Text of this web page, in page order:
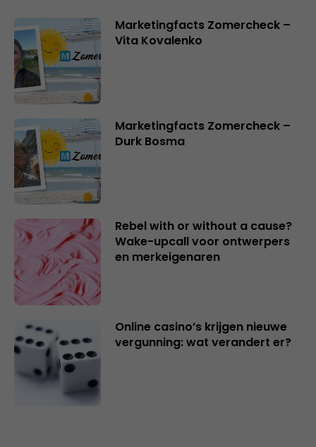
Marketingfacts Zomercheck –
Vita Kovalenko
Marketingfacts Zomercheck –
Durk Bosma
Rebel with or without a cause?
Wake-upcall voor ontwerpers
en merkeigenaren
Online casino’s krijgen nieuwe
vergunning: wat verandert er?